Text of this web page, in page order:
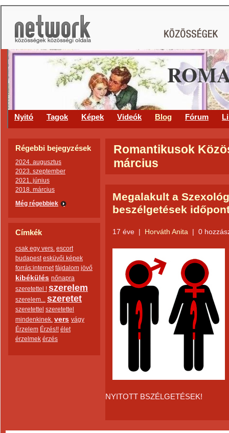
Nyitó Tagok Képek Videók Blog Fórum
Régebbi bejegyzések
2024. augusztus
2023. szeptember
2021. június
2018. március
Még régebbiek
Címkék
csak egy vers. escort
budapest esküvői képek
forrás:internet fájdalom jövő
kibékülés nőnapra
szeretettel ! szerelem
szerelem... szeretet
szeretettel szeretettel
mindenkinek. vers vágy
Érzelem Érzés!! élet
érzelmek érzés
Romantikusok
március
Megalakult a
beszélgetések
17 éve | Horváth Anita | 0
NYITOTT BSZÉLGETÉSEK!